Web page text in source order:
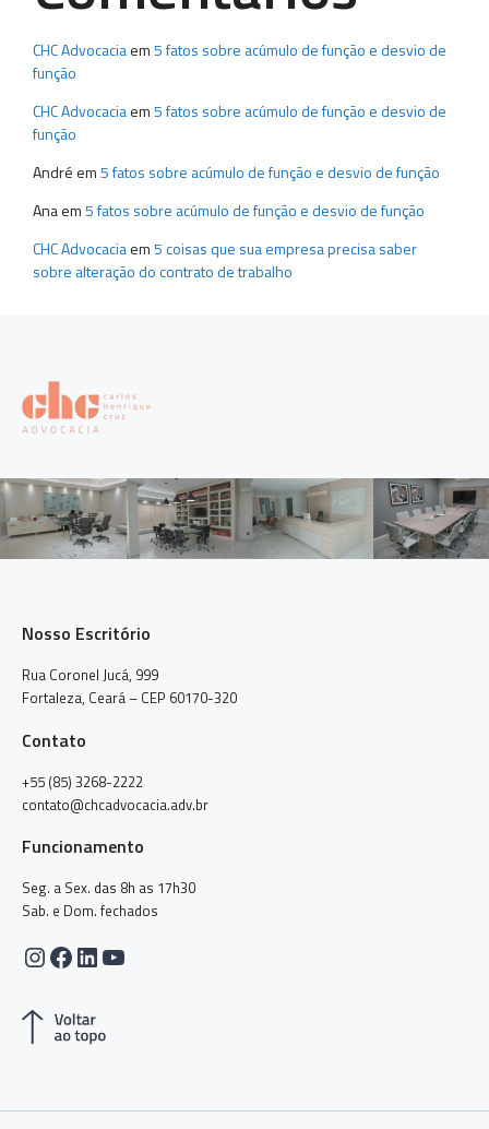
CHC Advocaciaem5 fatos sobre acúmulo de função e desvio de
função
CHC Advocaciaem5 fatos sobre acúmulo de função e desvio de
função
André em5 fatos sobre acúmulo de função e desvio de função
Anaem5 fatos sobre acúmulo de função e desvio de função
CHC Advocaciaem5 coisas que sua empresa precisa saber
sobre alteração do contrato de trabalho
Nosso Escritório
Rua Coronel Jucá, 999
Fortaleza, Ceará – CEP 60170-320
Contato
+55 (85) 3268-2222
contato@chcadvocacia.adv.br
Funcionamento
Seg. a Sex. das 8h as 17h30
Sab. e Dom. fechados
Instagram
Facebook
LinkedIn
Youtube